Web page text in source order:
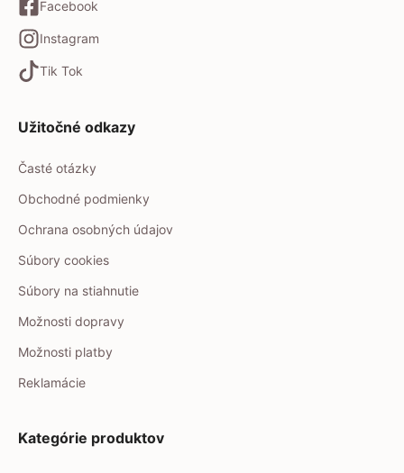
Facebook
Instagram
Tik Tok
Užitočné odkazy
Časté otázky
Obchodné podmienky
Ochrana osobných údajov
Súbory cookies
Súbory na stiahnutie
Možnosti dopravy
Možnosti platby
Reklamácie
Kategórie produktov